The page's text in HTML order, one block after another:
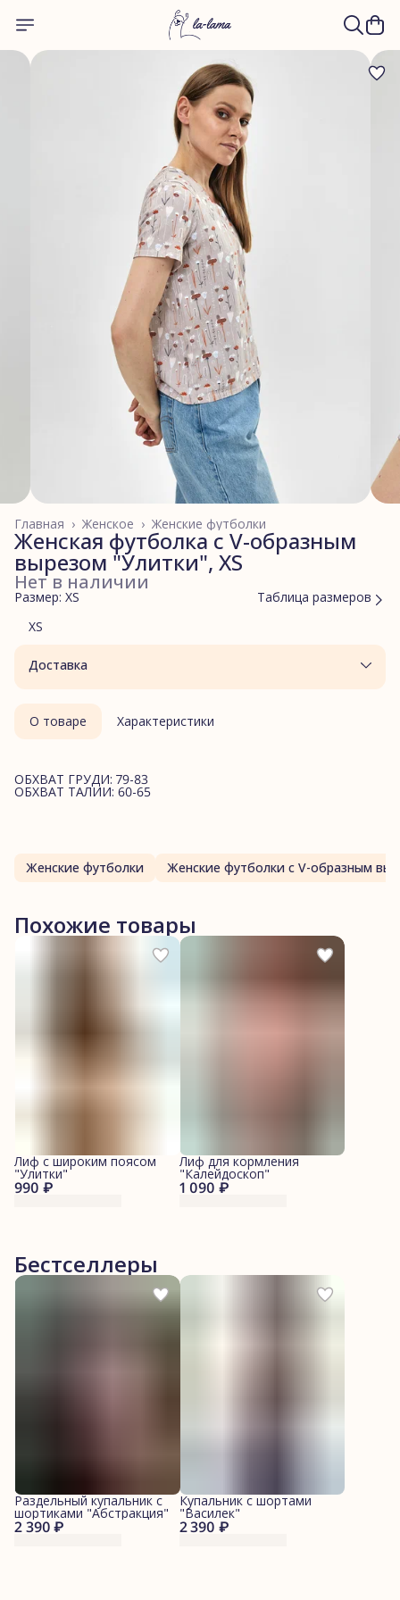
Женские футболки
Женское ›
Главная ›
Женская футболка с V-образным
вырезом "Улитки", XS
Нет в наличии
Размер: XS
Таблица размеров
XS
Доставка
О товаре Характеристики
ОБХВАТ ГРУДИ: 79-83
ОБХВАТ ТАЛИИ: 60-65
Женские футболки Женские футболки с V-образным
Похожие товары
990 ₽
Лиф с широким поясом
"Улитки"
1 090 ₽
Лиф для кормления
"Калейдоскоп"
Бестселлеры
2 390 ₽
Раздельный купальник с
шортиками "Абстракция"
2 390 ₽
Купальник с шортами
"Василек"